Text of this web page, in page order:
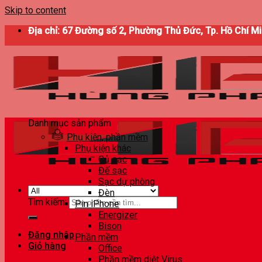
Skip to content
Địa chỉ: 67 Đường số 2, Phường Thủ Đức, Tp. Hồ Chí
Tìm kiếm:
Đăng nhập
Giỏ hàng
Danh mục sản phẩm
Phụ kiện, phần mềm
Phụ kiện khác
Củ sạc
Đế sạc
Sạc dự phòng
Đèn
Pin iPhone
Energizer
Bison
Phần mềm
Office
Phần mềm diệt Virus